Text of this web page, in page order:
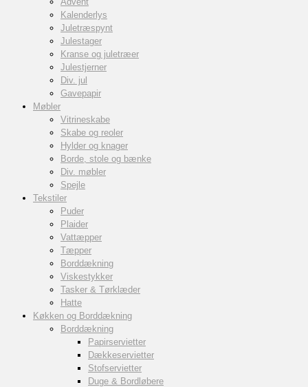
Kalenderlys
Juletræspynt
Julestager
Kranse og juletræer
Julestjerner
Div. jul
Gavepapir
Møbler
Vitrineskabe
Skabe og reoler
Hylder og knager
Borde, stole og bænke
Div. møbler
Spejle
Tekstiler
Puder
Plaider
Vattæpper
Tæpper
Borddækning
Viskestykker
Tasker & Tørklæder
Hatte
Køkken og Borddækning
Borddækning
Papirservietter
Dækkeservietter
Stofservietter
Duge & Bordløbere